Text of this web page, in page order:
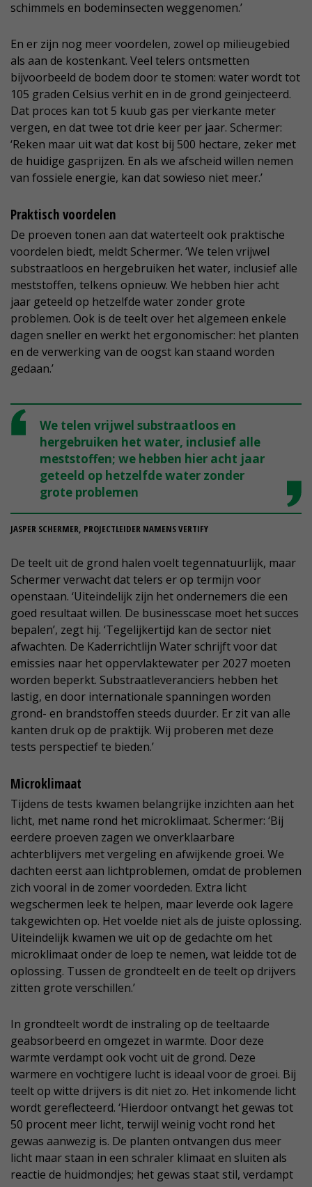
schimmels en bodeminsecten weggenomen.’
En er zijn nog meer voordelen, zowel op milieugebied
als aan de kostenkant. Veel telers ontsmetten
bijvoorbeeld de bodem door te stomen: water wordt tot
105 graden Celsius verhit en in de grond geïnjecteerd.
Dat proces kan tot 5 kuub gas per vierkante meter
vergen, en dat twee tot drie keer per jaar. Schermer:
‘Reken maar uit wat dat kost bij 500 hectare, zeker met
de huidige gasprijzen. En als we afscheid willen nemen
van fossiele energie, kan dat sowieso niet meer.’
Praktisch voordelen
De proeven tonen aan dat waterteelt ook praktische
voordelen biedt, meldt Schermer. ‘We telen vrijwel
substraatloos en hergebruiken het water, inclusief alle
meststoffen, telkens opnieuw. We hebben hier acht
jaar geteeld op hetzelfde water zonder grote
problemen. Ook is de teelt over het algemeen enkele
dagen sneller en werkt het ergonomischer: het planten
en de verwerking van de oogst kan staand worden
gedaan.’
We telen vrijwel substraatloos en
hergebruiken het water, inclusief alle
meststoffen; we hebben hier acht jaar
geteeld op hetzelfde water zonder
grote problemen
JASPER SCHERMER, PROJECTLEIDER NAMENS VERTIFY
De teelt uit de grond halen voelt tegennatuurlijk, maar
Schermer verwacht dat telers er op termijn voor
openstaan. ‘Uiteindelijk zijn het ondernemers die een
goed resultaat willen. De businesscase moet het succes
bepalen’, zegt hij. ‘Tegelijkertijd kan de sector niet
afwachten. De Kaderrichtlijn Water schrijft voor dat
emissies naar het oppervlaktewater per 2027 moeten
worden beperkt. Substraatleveranciers hebben het
lastig, en door internationale spanningen worden
grond- en brandstoffen steeds duurder. Er zit van alle
kanten druk op de praktijk. Wij proberen met deze
tests perspectief te bieden.’
Microklimaat
Tijdens de tests kwamen belangrijke inzichten aan het
licht, met name rond het microklimaat. Schermer: ‘Bij
eerdere proeven zagen we onverklaarbare
achterblijvers met vergeling en afwijkende groei. We
dachten eerst aan lichtproblemen, omdat de problemen
zich vooral in de zomer voordeden. Extra licht
wegschermen leek te helpen, maar leverde ook lagere
takgewichten op. Het voelde niet als de juiste oplossing.
Uiteindelijk kwamen we uit op de gedachte om het
microklimaat onder de loep te nemen, wat leidde tot de
oplossing. Tussen de grondteelt en de teelt op drijvers
zitten grote verschillen.’
In grondteelt wordt de instraling op de teeltaarde
geabsorbeerd en omgezet in warmte. Door deze
warmte verdampt ook vocht uit de grond. Deze
warmere en vochtigere lucht is ideaal voor de groei. Bij
teelt op witte drijvers is dit niet zo. Het inkomende licht
wordt gereflecteerd. ‘Hierdoor ontvangt het gewas tot
50 procent meer licht, terwijl weinig vocht rond het
gewas aanwezig is. De planten ontvangen dus meer
licht maar staan in een schraler klimaat en sluiten als
reactie de huidmondjes; het gewas staat stil, verdampt